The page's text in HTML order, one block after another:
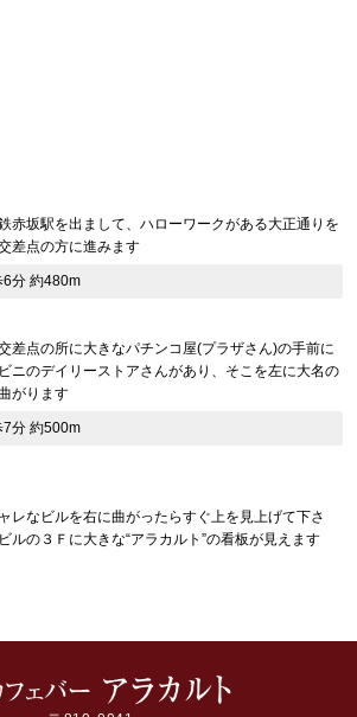
赤坂駅を出まして、ハローワークがある大正通りを
差点の方に進みます
6分 約480m
差点の所に大きなパチンコ屋(プラザさん)の手前に
ニのデイリーストアさんがあり、そこを左に大名の
がります
7分 約500m
レなビルを右に曲がったらすぐ上を見上げて下さ
ルの３Ｆに大きな“アラカルト”の看板が見えます